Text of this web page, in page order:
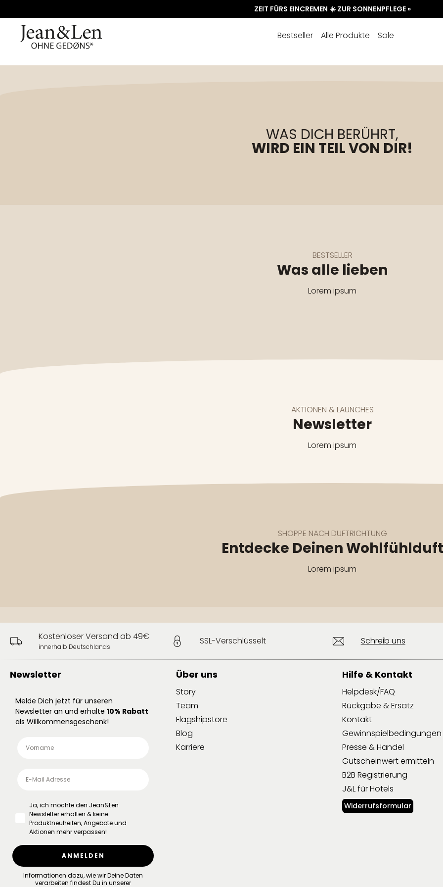
ZEIT FÜRS EINCREMEN ☀️ ZUR SONNENPFLEGE »
Bestseller Alle Produkte Sale
WAS DICH BERÜHRT,
WIRD EIN TEIL VON DIR!
BESTSELLER
Was alle lieben
Lorem ipsum
AKTIONEN & LAUNCHES
Newsletter
Lorem ipsum
SHOPPE NACH DUFTRICHTUNG
Entdecke Deinen Wohlfühlduft
Lorem ipsum
Kostenloser Versand ab 49€
innerhalb Deutschlands
SSL-Verschlüsselt Schreib uns
Newsletter
Melde Dich jetzt für unseren
Newsletter an und erhalte 10% Rabatt
als Willkommensgeschenk!
Ja, ich möchte den Jean&Len
Newsletter erhalten & keine
Produktneuheiten, Angebote und
Aktionen mehr verpassen!
ANMELDEN
Informationen dazu, wie wir Deine Daten
verarbeiten findest Du in unserer
Über uns
Story
Team
Flagshipstore
Blog
Karriere
Hilfe & Kontakt
Helpdesk/FAQ
Rückgabe & Ersatz
Kontakt
Gewinnspielbedingungen
Presse & Handel
Gutscheinwert ermitteln
B2B Registrierung
J&L für Hotels
Widerrufsformular